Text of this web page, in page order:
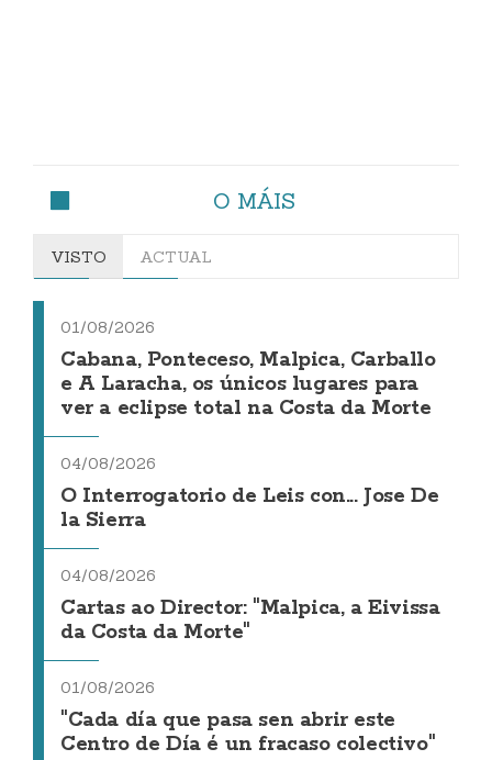
O MÁIS
VISTO ACTUAL
01/08/2026
Cabana, Ponteceso, Malpica, Carballo
e A Laracha, os únicos lugares para
ver a eclipse total na Costa da Morte
04/08/2026
O Interrogatorio de Leis con... Jose De
la Sierra
04/08/2026
Cartas ao Director: "Malpica, a Eivissa
da Costa da Morte"
01/08/2026
"Cada día que pasa sen abrir este
Centro de Día é un fracaso colectivo"